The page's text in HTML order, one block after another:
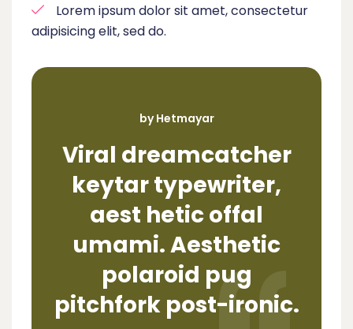
Lorem ipsum dolor sit amet, consectetur
adipisicing elit, sed do.
by Hetmayar
Viral dreamcatcher
keytar typewriter,
aest hetic offal
umami. Aesthetic
polaroid pug
pitchfork post-ironic.